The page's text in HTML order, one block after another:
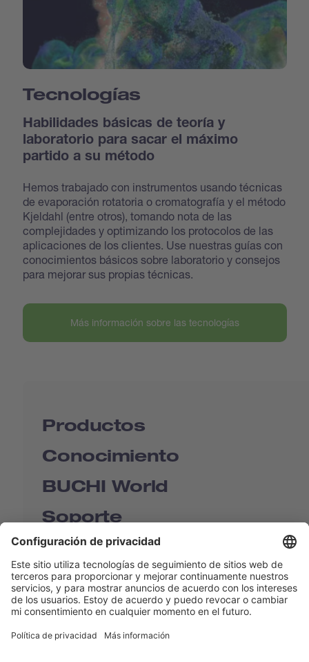
Tecnologías
Habilidades básicas de teoría y
laboratorio para sacar el máximo
partido a su método
Hemos trabajado con instrumentos usando técnicas
de evaporación rotatoria o cromatografía y el método
Kjeldahl (entre otros), tomando nota de las
complejidades y optimizando los protocolos de las
aplicaciones de los clientes. Use nuestras guías con
conocimientos básicos sobre laboratorio y consejos
para mejorar sus propias técnicas.
Más información sobre las tecnologías
Productos
Conocimiento
BUCHI World
Soporte
Shop
Contact us